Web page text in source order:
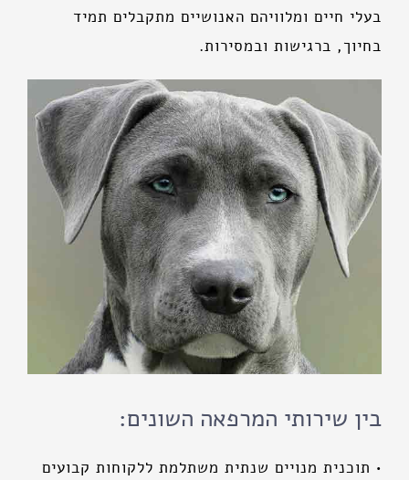
בעלי חיים ומלוויהם האנושיים מתקבלים תמיד
בחיוך, ברגישות ובמסירות.
בין שירותי המרפאה השונים:
• תוכנית מנויים שנתית משתלמת ללקוחות קבועים